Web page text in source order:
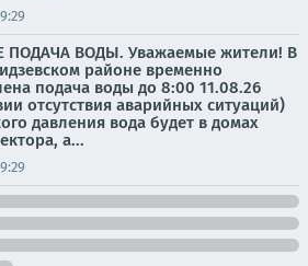
ПОДАЧА ВОДЫ. Уважаемые жители! В
районе временно
подача воды до 8:00 11.08.26
отсутствия аварийных ситуаций)
давления вода будет в домах
а...